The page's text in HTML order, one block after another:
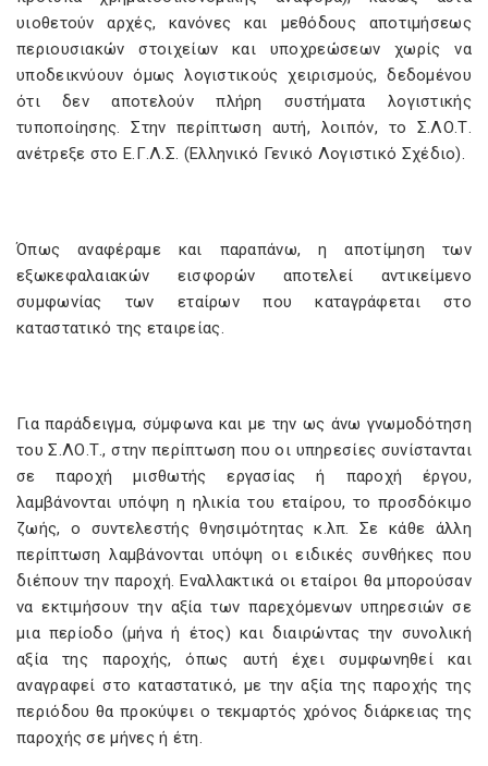
υιοθετούν αρχές, κανόνες και μεθόδους αποτιμήσεως
περιουσιακών στοιχείων και υποχρεώσεων χωρίς να
υποδεικνύουν όμως λογιστικούς χειρισμούς, δεδομένου
ότι δεν αποτελούν πλήρη συστήματα λογιστικής
τυποποίησης. Στην περίπτωση αυτή, λοιπόν, το Σ.ΛΟ.Τ.
ανέτρεξε στο Ε.Γ.Λ.Σ. (Ελληνικό Γενικό Λογιστικό Σχέδιο).
Όπως αναφέραμε και παραπάνω, η αποτίμηση των
εξωκεφαλαιακών εισφορών αποτελεί αντικείμενο
συμφωνίας των εταίρων που καταγράφεται στο
καταστατικό της εταιρείας.
Για παράδειγμα, σύμφωνα και με την ως άνω γνωμοδότηση
του Σ.ΛΟ.Τ., στην περίπτωση που οι υπηρεσίες συνίστανται
σε παροχή μισθωτής εργασίας ή παροχή έργου,
λαμβάνονται υπόψη η ηλικία του εταίρου, το προσδόκιμο
ζωής, ο συντελεστής θνησιμότητας κ.λπ. Σε κάθε άλλη
περίπτωση λαμβάνονται υπόψη οι ειδικές συνθήκες που
διέπουν την παροχή. Εναλλακτικά οι εταίροι θα μπορούσαν
να εκτιμήσουν την αξία των παρεχόμενων υπηρεσιών σε
μια περίοδο (μήνα ή έτος) και διαιρώντας την συνολική
αξία της παροχής, όπως αυτή έχει συμφωνηθεί και
αναγραφεί στο καταστατικό, με την αξία της παροχής της
περιόδου θα προκύψει ο τεκμαρτός χρόνος διάρκειας της
παροχής σε μήνες ή έτη.